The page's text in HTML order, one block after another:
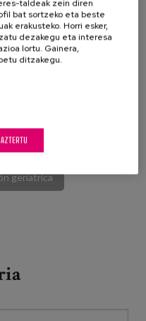
geriatrica
taldeak zein diren
bat sortzeko eta beste
erakusteko. Horri esker,
dezakegu eta interesa
lortu. Gainera,
ditzakegu.